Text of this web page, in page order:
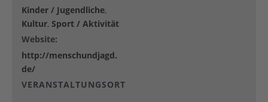
Kinder / Jugendliche,
Kultur, Sport / Aktivität
Website:
http://menschundjagd.
de/
VERANSTALTUNGSORT